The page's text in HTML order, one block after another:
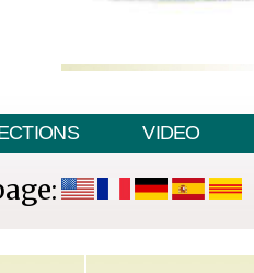
VIDEO